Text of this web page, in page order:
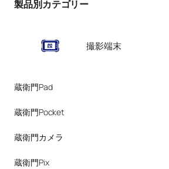
製品別カテゴリー
撮影端末
蔵衛門Pad
蔵衛門Pocket
蔵衛門カメラ
蔵衛門Pix